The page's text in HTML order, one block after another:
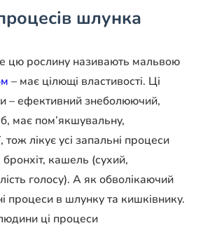
шлунка
цю рослину називають мальвою
– має цілющі властивості. Ці
– ефективний знеболюючий,
має пом’якшувальну,
тож лікує усі запальні процеси
кашель (сухий,
голосу). А як обволікаючий
процеси в шлунку та кишківнику.
ці процеси